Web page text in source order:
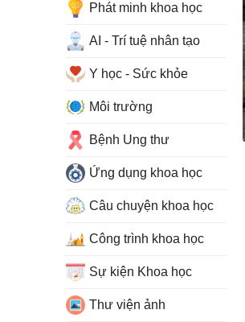
Phát minh khoa học
AI - Trí tuệ nhân tạo
Y học - Sức khỏe
Môi trường
Bệnh Ung thư
Ứng dụng khoa học
Câu chuyện khoa học
Công trình khoa học
Sự kiện Khoa học
Thư viện ảnh